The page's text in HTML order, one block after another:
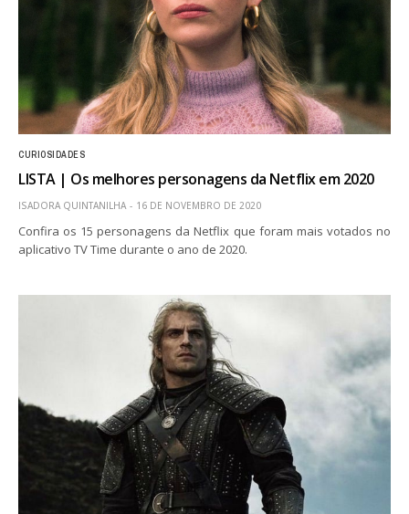
CURIOSIDADES
LISTA | Os melhores personagens da Netflix em 2020
ISADORA QUINTANILHA 16 DE NOVEMBRO DE 2020
Confira os 15 personagens da Netflix que foram mais votados no
aplicativo TV Time durante o ano de 2020.